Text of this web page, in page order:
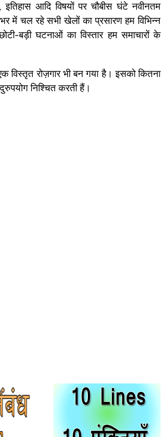
आदि विषयों पर चौबीस घंटे नवीनतम
में चल रहे सभी खेलों का प्रसारण हम विभिन्न
बड़ी घटनाओं का विस्तार हम समाचारों के
विस्तृत रोज़गार भी बन गया है। इसको कितना
निश्चित करती हैं।